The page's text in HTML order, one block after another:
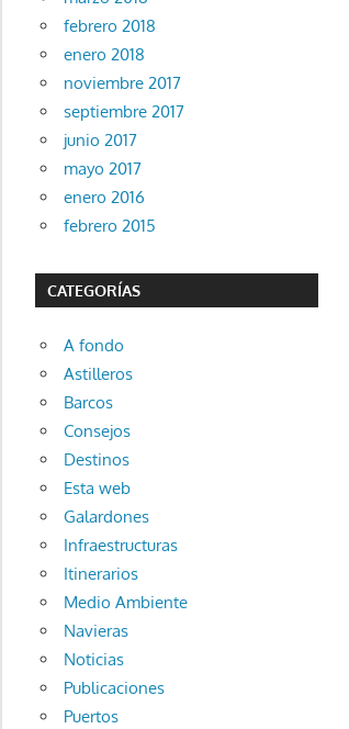
febrero 2018
enero 2018
noviembre 2017
septiembre 2017
junio 2017
mayo 2017
enero 2016
febrero 2015
CATEGORÍAS
A fondo
Astilleros
Barcos
Consejos
Destinos
Esta web
Galardones
Infraestructuras
Itinerarios
Medio Ambiente
Navieras
Noticias
Publicaciones
Puertos